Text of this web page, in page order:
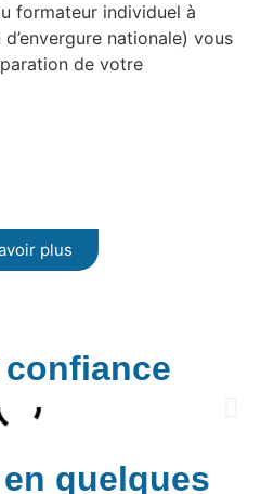
formateur individuel à
nationale) vous
de votre
plus
quelques